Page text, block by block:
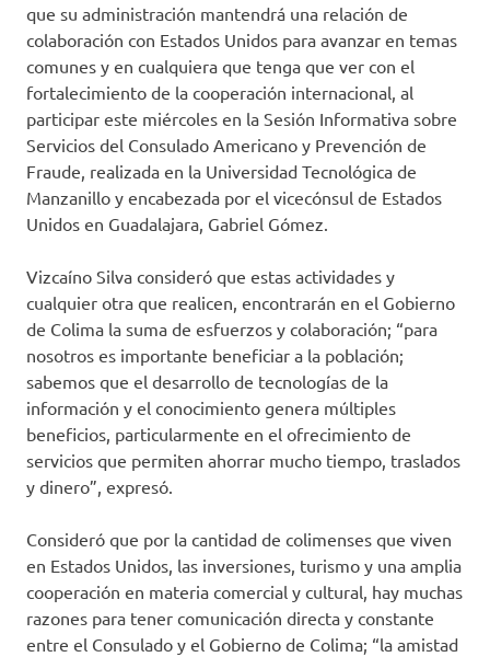
que su administración mantendrá una relación de
colaboración con Estados Unidos para avanzar en temas
comunes y en cualquiera que tenga que ver con el
fortalecimiento de la cooperación internacional, al
participar este miércoles en la Sesión Informativa sobre
Servicios del Consulado Americano y Prevención de
Fraude, realizada en la Universidad Tecnológica de
Manzanillo y encabezada por el vicecónsul de Estados
Unidos en Guadalajara, Gabriel Gómez.
Vizcaíno Silva consideró que estas actividades y
cualquier otra que realicen, encontrarán en el Gobierno
de Colima la suma de esfuerzos y colaboración; “para
nosotros es importante beneficiar a la población;
sabemos que el desarrollo de tecnologías de la
información y el conocimiento genera múltiples
beneficios, particularmente en el ofrecimiento de
servicios que permiten ahorrar mucho tiempo, traslados
y dinero”, expresó.
Consideró que por la cantidad de colimenses que viven
en Estados Unidos, las inversiones, turismo y una amplia
cooperación en materia comercial y cultural, hay muchas
razones para tener comunicación directa y constante
entre el Consulado y el Gobierno de Colima; “la amistad